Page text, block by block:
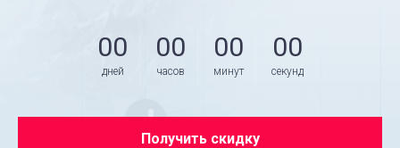
00
дней
00
часов
00
минут
00
секунд
Получить скидку